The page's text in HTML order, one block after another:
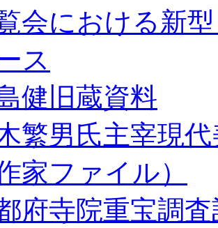
会における新
ス
健旧蔵資料
繁男氏主宰現
作家ファイル）
府寺院重宝調